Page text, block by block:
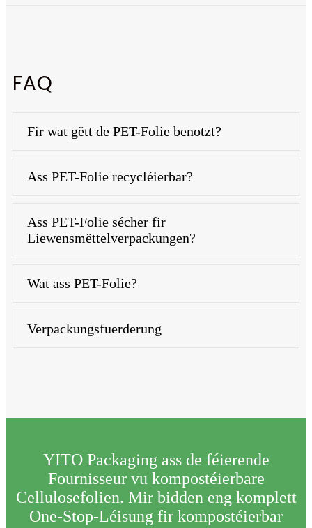
FAQ
Fir wat gëtt de PET-Folie benotzt?
Ass PET-Folie recycléierbar?
Ass PET-Folie sécher fir
Liewensmëttelverpackungen?
Wat ass PET-Folie?
Verpackungsfuerderung
YITO Packaging ass de féierende
Fournisseur vu kompostéierbare
Cellulosefolien. Mir bidden eng komplett
One-Stop-Léisung fir kompostéierbar